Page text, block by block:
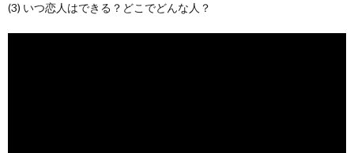
(3) いつ恋人はできる？どこでどんな人？